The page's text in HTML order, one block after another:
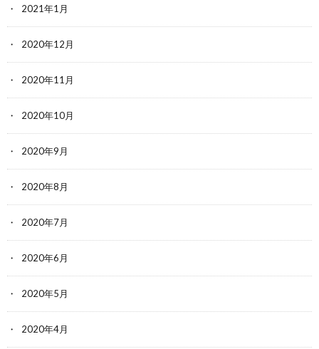
2021年1月
2020年12月
2020年11月
2020年10月
2020年9月
2020年8月
2020年7月
2020年6月
2020年5月
2020年4月